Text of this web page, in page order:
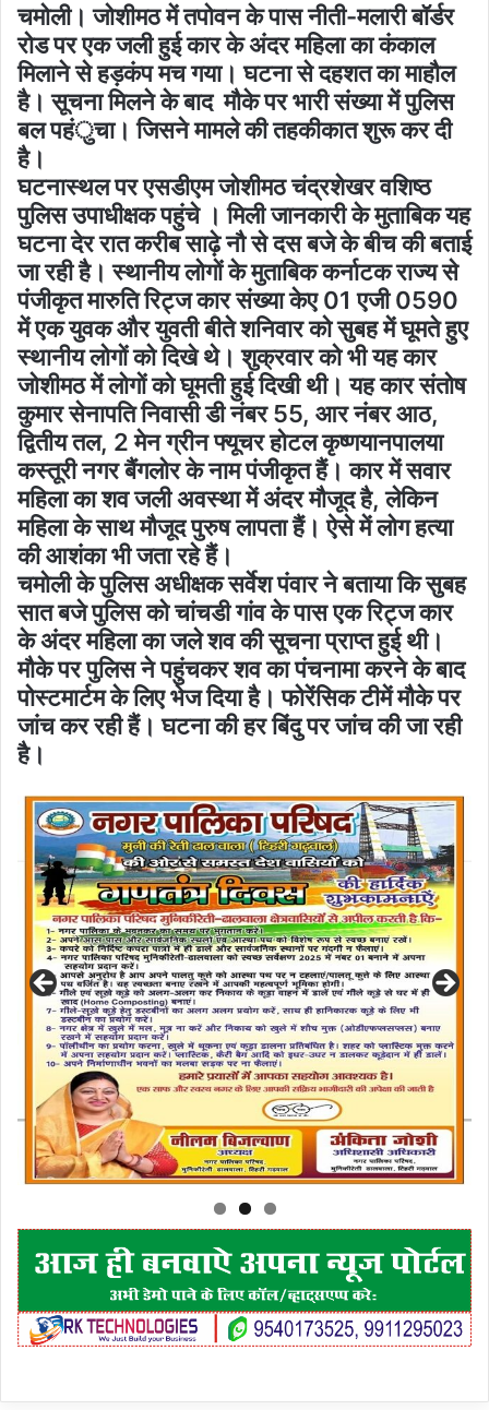
चमोली। जोशीमठ में तपोवन के पास नीती-मलारी बॉर्डर
रोड पर एक जली हुई कार के अंदर महिला का कंकाल
मिलाने से हड़कंप मच गया। घटना से दहशत का माहौल
है। सूचना मिलने के बाद मौके पर भारी संख्या में पुलिस
बल पहंुचा। जिसने मामले की तहकीकात शुरू कर दी
है।
घटनास्थल पर एसडीएम जोशीमठ चंद्रशेखर वशिष्ठ
पुलिस उपाधीक्षक पहुंचे । मिली जानकारी के मुताबिक यह
घटना देर रात करीब साढ़े नौ से दस बजे के बीच की बताई
जा रही है। स्थानीय लोगों के मुताबिक कर्नाटक राज्य से
पंजीकृत मारुति रिट्ज कार संख्या केए 01 एजी 0590
में एक युवक और युवती बीते शनिवार को सुबह में घूमते हुए
स्थानीय लोगों को दिखे थे। शुक्रवार को भी यह कार
जोशीमठ में लोगों को घूमती हुई दिखी थी। यह कार संतोष
कुमार सेनापति निवासी डी नंबर 55, आर नंबर आठ,
द्वितीय तल, 2 मेन ग्रीन फ्यूचर होटल कृष्णयानपालया
कस्तूरी नगर बैंगलोर के नाम पंजीकृत हैं। कार में सवार
महिला का शव जली अवस्था में अंदर मौजूद है, लेकिन
महिला के साथ मौजूद पुरुष लापता हैं। ऐसे में लोग हत्या
की आशंका भी जता रहे हैं।
चमोली के पुलिस अधीक्षक सर्वेश पंवार ने बताया कि सुबह
सात बजे पुलिस को चांचडी गांव के पास एक रिट्ज कार
के अंदर महिला का जले शव की सूचना प्राप्त हुई थी।
मौके पर पुलिस ने पहुंचकर शव का पंचनामा करने के बाद
पोस्टमार्टम के लिए भेज दिया है। फोरेंसिक टीमें मौके पर
जांच कर रही हैं। घटना की हर बिंदु पर जांच की जा रही
है।